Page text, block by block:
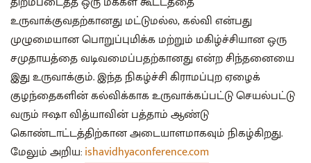
உருவாக்குவதற்கானது மட்டுமல்ல, கல்வி என்பது
முழுமையான பொறுப்புமிக்க மற்றும் மகிழ்ச்சியான ஒரு
சமுதாயத்தை வடிவமைப்பதற்கானது என்ற சிந்தனையை
இது உருவாக்கும். இந்த நிகழ்ச்சி கிராமப்புற ஏழைக்
குழந்தைகளின் கல்விக்காக உருவாக்கப்பட்டு செயல்பட்டு
வரும் ஈஷா வித்யாவின் பத்தாம் ஆண்டு
கொண்டாட்டத்திற்கான அடையாளமாகவும் நிகழ்கிறது.
மேலும் அறிய:ishavidhyaconference.com